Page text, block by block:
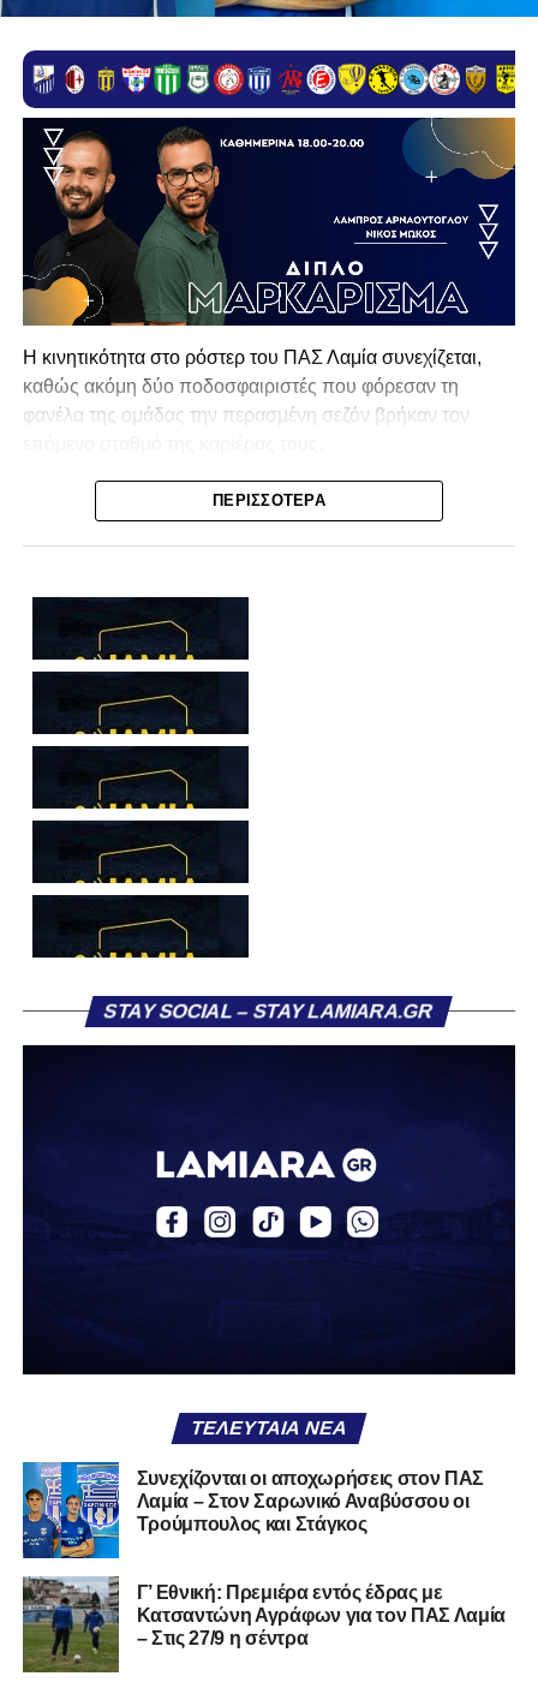
Η κινητικότητα στο ρόστερ του ΠΑΣ Λαμία συνεχίζεται,
καθώς ακόμη δύο ποδοσφαιριστές που φόρεσαν τη
φανέλα της ομάδας την περασμένη σεζόν βρήκαν τον
Ο λόγος για τον Βασίλη Τρούμπουλο και τον Χρυσόστομο
Στάγκο, οι οποίοι θα συνεχίσουν μαζί την ποδοσφαιρική
Ιδιαίτερο ενδιαφέρον παρουσιάζει η περίπτωση του
Βασίλη Τρούμπουλου, ο οποίος βρέθηκε στο στόχαστρο
αρκετών ομάδων το φετινό καλοκαίρι. Ανάμεσα στους
συλλόγους που ενδιαφέρθηκαν έντονα για την απόκτησή
του ήταν η Κόρινθος και ο Ιωνικός, με την ομάδα της
Κορίνθου να εμφανίζεται για μεγάλο χρονικό διάστημα ως
το φαβορί για την υπογραφή του. Ωστόσο, η εξέλιξη ήταν
διαφορετική, καθώς ο 23χρονος αμυντικός επέλεξε τελικά
τον Σαρωνικό Αναβύσσου, όπου θα συναντήσει ξανά τον
πρώην συμπαίκτη του στον ΠΑΣ Λαμία, Χρυσόστομο
«Ο Α.Ο. Σαρωνικός Αναβύσσου ανακοινώνει την
περσινή σεζόν πραγματοποίησε γεμάτη χρονιά στη Γ’
Στο παρελθόν αγωνίστηκε στην ΑΕΚ Β’, με την οποία
κατέγραψε 10 συμμετοχές στη Super League 2, καθώς
επίσης σε Εθνικό και Ζάκυνθο. Ξεκίνησε την καριέρα του
στις 26 Σεπτεμβρίου 2021.
Καλωσορίζουμε τον Βασίλη στην οικογένεια του
Σαρωνικού και του ευχόμαστε υγεία και πολλές
επιτυχίες.»
Η ανακοίνωση για τον Χρυσόστομο Στάγκο
ΠΕΡΙΣΣΌΤΕΡΑ
STAY SOCIAL – STAY LAMIARA.GR
ΤΕΛΕΥΤΑΊΑ ΝΈΑ
Συνεχίζονται οι αποχωρήσεις στον ΠΑΣ
Λαμία – Στον Σαρωνικό Αναβύσσου οι
Τρούμπουλος και Στάγκος
Γ’ Εθνική: Πρεμιέρα εντός έδρας με
Κατσαντώνη Αγράφων για τον ΠΑΣ Λαμία
– Στις 27/9 η σέντρα